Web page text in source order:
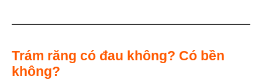
Trám răng có đau không? Có bền
không?